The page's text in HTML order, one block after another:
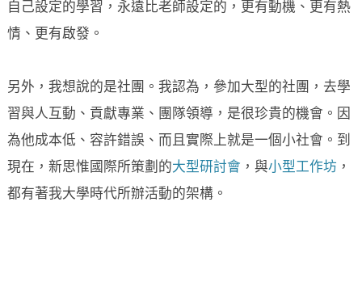
自己設定的學習，永遠比老師設定的，更有動機、更有熱
情、更有啟發。
另外，我想說的是社團。我認為，參加大型的社團，去學
習與人互動、貢獻專業、團隊領導，是很珍貴的機會。因
為他成本低、容許錯誤、而且實際上就是一個小社會。到
現在，新思惟國際所策劃的大型研討會 ，與小型工作坊 ，
都有著我大學時代所辦活動的架構。